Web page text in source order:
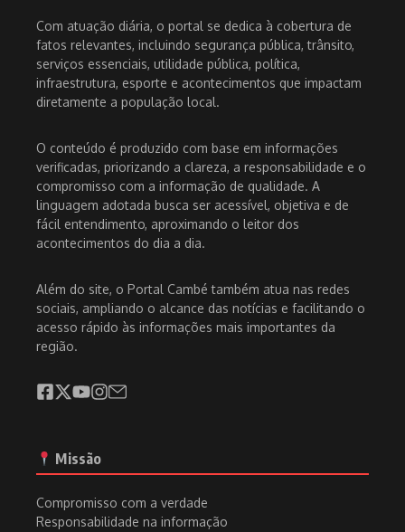
Com atuação diária, o portal se dedica à cobertura de
fatos relevantes, incluindo segurança pública, trânsito,
serviços essenciais, utilidade pública, política,
infraestrutura, esporte e acontecimentos que impactam
diretamente a população local.
O conteúdo é produzido com base em informações
verificadas, priorizando a clareza, a responsabilidade e o
compromisso com a informação de qualidade. A
linguagem adotada busca ser acessível, objetiva e de
fácil entendimento, aproximando o leitor dos
acontecimentos do dia a dia.
Além do site, o Portal Cambé também atua nas redes
sociais, ampliando o alcance das notícias e facilitando o
acesso rápido às informações mais importantes da
região.
Missão
Compromisso com a verdade
Responsabilidade na informação